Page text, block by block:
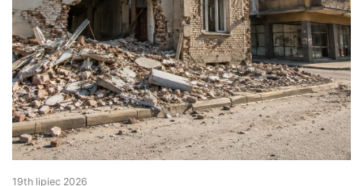
19th lipiec 2026